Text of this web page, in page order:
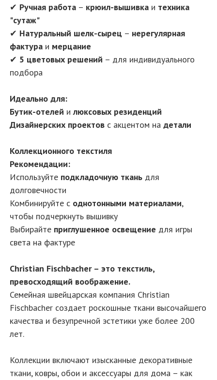
✔ Ручная работа – крюил-вышивка и техника
"сутаж"
✔ Натуральный шелк-сырец – нерегулярная
фактура и мерцание
✔ 5 цветовых решений – для индивидуального
подбора
Идеально для:
Бутик-отелей илюксовых резиденций
Дизайнерских проектов с акцентом на детали
Коллекционного текстиля
Рекомендации:
Используйте подкладочную ткань для
долговечности
Комбинируйте с однотонными материалами,
чтобы подчеркнуть вышивку
Выбирайте приглушенное освещение для игры
света на фактуре
Christian Fischbacher – это текстиль,
превосходящий воображение.
Семейная швейцарская компания Christian
Fischbacher создает роскошные ткани высочайшего
качества и безупречной эстетики уже более 200
лет.
Коллекции включают изысканные декоративные
ткани, ковры, обои и аксессуары для дома – как